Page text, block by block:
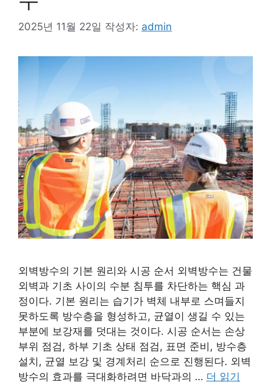
2025년 11월 22일 작성자: admin
외벽방수의 기본 원리와 시공 순서 외벽방수는 건물
외벽과 기초 사이의 수분 침투를 차단하는 핵심 과
정이다. 기본 원리는 습기가 벽체 내부로 스며들지
못하도록 방수층을 형성하고, 균열이 생길 수 있는
부분에 보강재를 덧대는 것이다. 시공 순서는 손상
부위 점검, 하부 기초 상태 점검, 표면 준비, 방수층
설치, 균열 보강 및 경계처리 순으로 진행된다. 외벽
방수의 효과를 극대화하려면 바닥과의 … 더 읽기